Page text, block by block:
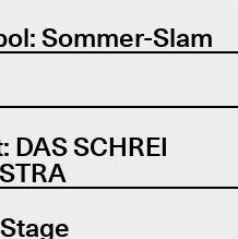
Sommer-Slam
DAS SCHREI